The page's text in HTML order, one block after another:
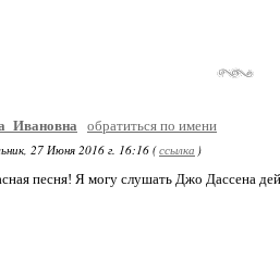
обратиться по имени
27 Июня 2016 г. 16:16 (ссылка )
песня! Я могу слушать Джо Дассена